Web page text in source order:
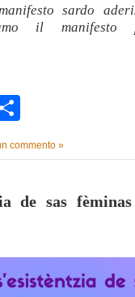
sardo
il manifesto
WhatsApp
commento »
de sas